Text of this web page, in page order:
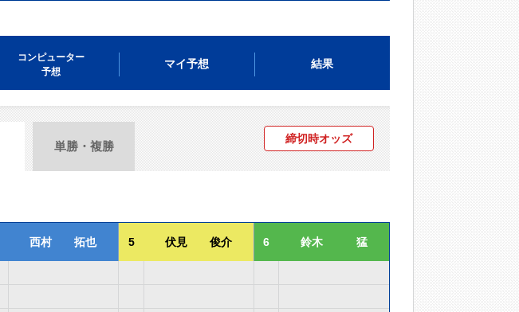
コンピューター
予想
マイ予想 結果
単勝・複勝
締切時オッズ
西村 拓也 5 伏見 俊介 6 鈴木 猛